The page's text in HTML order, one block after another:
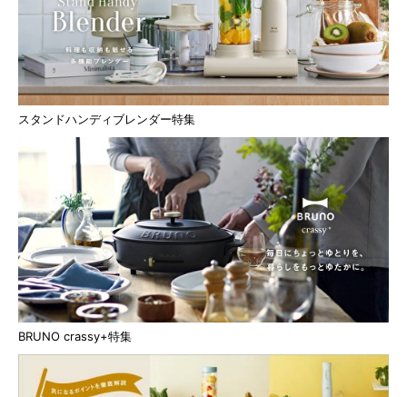
スタンドハンディブレンダー特集
BRUNO crassy+特集